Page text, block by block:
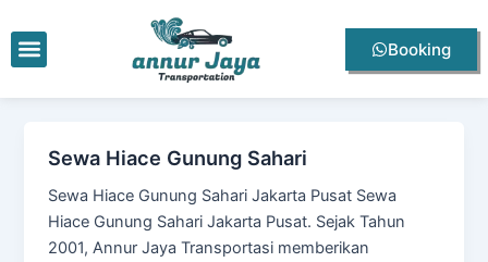
ke
konten
Menu Booking
Sewa Hiace Gunung Sahari
Sewa Hiace Gunung Sahari Jakarta Pusat Sewa
Hiace Gunung Sahari Jakarta Pusat. Sejak Tahun
2001, Annur Jaya Transportasi memberikan